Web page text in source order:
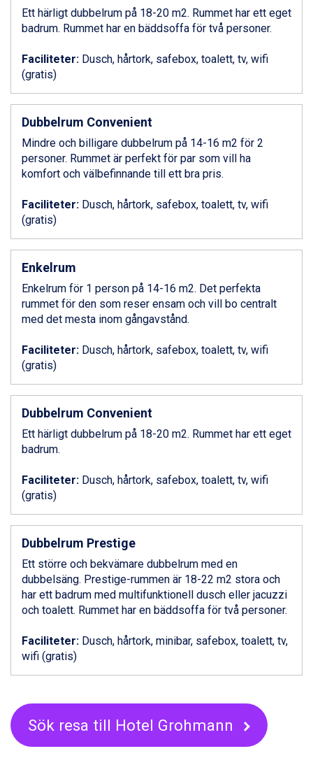
Ischgl från 11.295 kr.
Wagrain från 7.095 kr.
Val Thorens från 8.395 kr.
St. Anton från 11.245 kr.
Zell am See från 6.295 kr.
Livigno från 5.595 kr.
Ponte di Legno från 7.395 kr.
Bad Gastein från 6.295 kr.
Sauze dOulx från 6.145 kr.
Alleghe från 8.545 kr.
La Thuile från 7.045 kr.
Cervinia från 8.245 kr.
Bad Hofgastein från 8.595 kr.
Passo Tonale från 5.895 kr.
Sölden från 12.995 kr.
Saalbach från 9.445 kr.
Champoluc från 5.945 kr.
Sestriere från 6.945 kr.
Wagrain från 7.095 kr.
Fieberbrunn från 9.645 kr.
St. Anton från 11.245 kr.
Zell am See från 6.295 kr.
Livigno från 5.595 kr.
Ponte di Legno från 7.395 kr.
Sauze dOulx från 6.145 kr.
Alleghe från 8.545 kr.
Arabba från 11.045 kr.
Cervinia från 8.245 kr.
Bad Hofgastein från 8.595 kr.
Passo Tonale från 5.895 kr.
Sölden från 12.995 kr.
Saalbach från 9.445 kr.
Sestriere från 6.945 kr.
Ischgl från 11.295 kr.
Val Thorens från 8.395 kr.
Zell am See från 6.295 kr.
Canazei från 7.195 kr.
Ett härligt dubbelrum på 18-20 m2. Rummet har ett eget
badrum. Rummet har en bäddsoffa för två personer.
Faciliteter: Dusch, hårtork, safebox, toalett, tv, wifi
(gratis)
Dubbelrum Convenient
Mindre och billigare dubbelrum på 14-16 m2 för 2
personer. Rummet är perfekt för par som vill ha
komfort och välbefinnande till ett bra pris.
Faciliteter: Dusch, hårtork, safebox, toalett, tv, wifi
(gratis)
Enkelrum
Enkelrum för 1 person på 14-16 m2. Det perfekta
rummet för den som reser ensam och vill bo centralt
med det mesta inom gångavstånd.
Faciliteter: Dusch, hårtork, safebox, toalett, tv, wifi
(gratis)
Dubbelrum Convenient
Ett härligt dubbelrum på 18-20 m2. Rummet har ett eget
badrum.
Faciliteter: Dusch, hårtork, safebox, toalett, tv, wifi
(gratis)
Dubbelrum Prestige
Ett större och bekvämare dubbelrum med en
dubbelsäng. Prestige-rummen är 18-22 m2 stora och
har ett badrum med multifunktionell dusch eller jacuzzi
och toalett. Rummet har en bäddsoffa för två personer.
Faciliteter: Dusch, hårtork, minibar, safebox, toalett, tv,
wifi (gratis)
Sök resa till Hotel Grohmann